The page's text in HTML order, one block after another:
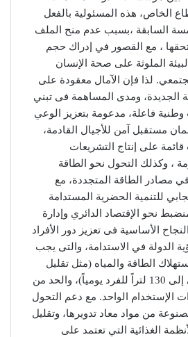
الخاص، هذه المسئولية بالفعل
السابقة ،بسبب عدم منح الملف
، مع القصور في إدراك حجم
الملوثة على صحة الإنسان
لذا فإن الآمال معقودة على
الجديدة، ومدى المساهمة فى تبني
فاعلة، مدعومة بتعزيز الوعي
مستقبل آمن للأجيال القادمة،
على إنتاج التشريعات
، وكذلك التحول نحو الطاقة
في مصادر الطاقة المتجددة، مع
للتنمية الحضرية المستدامة
نحو الإقتصاد الدائري وإدارة
الأساسية فى تعزيز دور الأفراد
الدولة في الاستدامة، والتى يجب
الطاقة والمياه (مثل تقليل
استهلاك المياه المنزلي إلى 130 لتراً للفرد يومياً)، والحد من
الإستخدام الواحد. مع دعم التحول
من مواد معاد تدويرها، وتقليل
الغذائية التي تعتمد على